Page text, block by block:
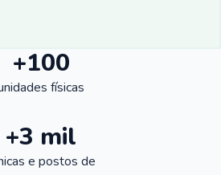
+100
físicas
+3 mil
e postos de